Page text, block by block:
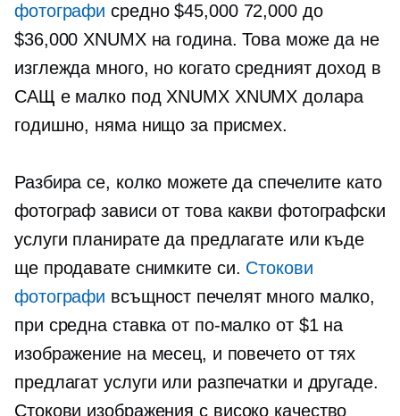
фотографи средно $45,000 72,000 до
$36,000 XNUMX на година. Това може да не
изглежда много, но когато средният доход в
САЩ е малко под XNUMX XNUMX долара
годишно, няма нищо за присмех.
Разбира се, колко можете да спечелите като
фотограф зависи от това какви фотографски
услуги планирате да предлагате или къде
ще продавате снимките си. Стокови
фотографи всъщност печелят много малко,
при средна ставка от по-малко от $1 на
изображение на месец, и повечето от тях
предлагат услуги или разпечатки и другаде.
Стокови изображения с високо качество